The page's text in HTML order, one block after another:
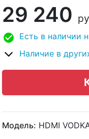
29 240
Есть в наличии
Наличие в
Модель: HDMI